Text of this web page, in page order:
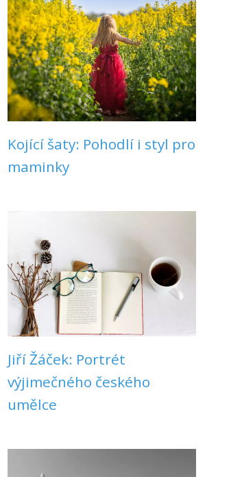
Kojící šaty: Pohodlí i styl pro
maminky
Jiří Žáček: Portrét
výjimečného českého
umělce